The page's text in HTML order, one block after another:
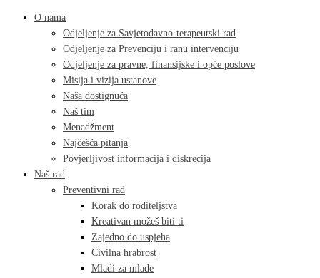
O nama
Odjeljenje za Savjetodavno-terapeutski rad
Odjeljenje za Prevenciju i ranu intervenciju
Odjeljenje za pravne, finansijske i opće poslove
Misija i vizija ustanove
Naša dostignuća
Naš tim
Menadžment
Najčešća pitanja
Povjerljivost informacija i diskrecija
Naš rad
Preventivni rad
Korak do roditeljstva
Kreativan možeš biti ti
Zajedno do uspjeha
Civilna hrabrost
Mladi za mlade